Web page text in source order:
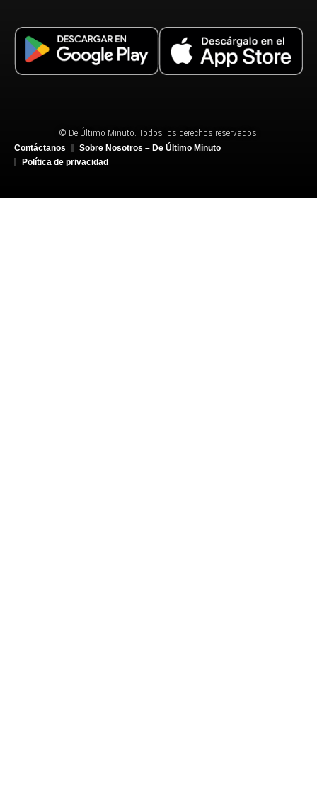
© De Último Minuto. Todos los derechos reservados.
Contáctanos
Sobre Nosotros – De Último Minuto
Política de privacidad